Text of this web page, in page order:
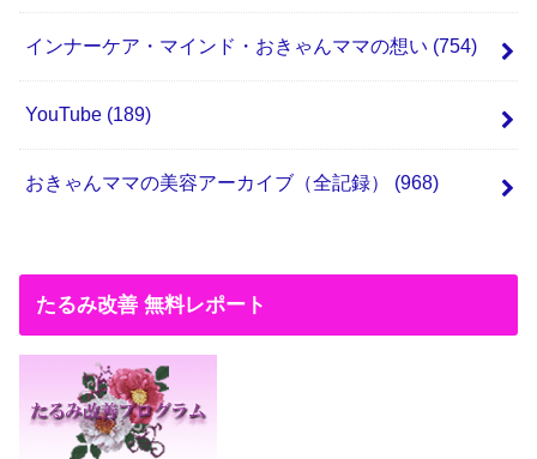
インナーケア・マインド・おきゃんママの想い (754)
YouTube (189)
おきゃんママの美容アーカイブ（全記録） (968)
たるみ改善 無料レポート